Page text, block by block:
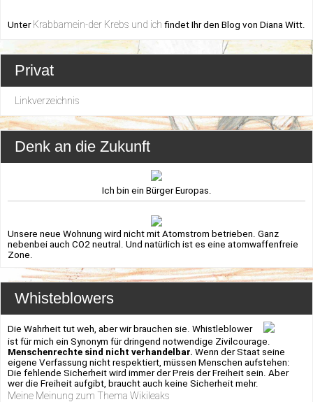
Unter Krabbamein-der Krebs und ich findet Ihr den Blog von Diana Witt.
Privat
Linkverzeichnis
Denk an die Zukunft
Ich bin ein Bürger Europas.
Unsere neue Wohnung wird nicht mit Atomstrom betrieben. Ganz
nebenbei auch CO2 neutral. Und natürlich ist es eine atomwaffenfreie
Zone.
Whisteblowers
Die Wahrheit tut weh, aber wir brauchen sie. Whistleblower
ist für mich ein Synonym für dringend notwendige Zivilcourage.
Menschenrechte sind nicht verhandelbar. Wenn der Staat seine
eigene Verfassung nicht respektiert, müssen Menschen aufstehen:
Die fehlende Sicherheit wird immer der Preis der Freiheit sein. Aber
wer die Freiheit aufgibt, braucht auch keine Sicherheit mehr.
Meine Meinung zum Thema Wikileaks